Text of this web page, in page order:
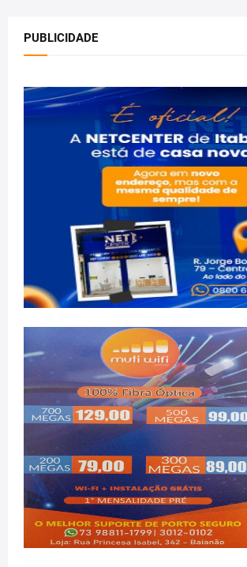
PUBLICIDADE